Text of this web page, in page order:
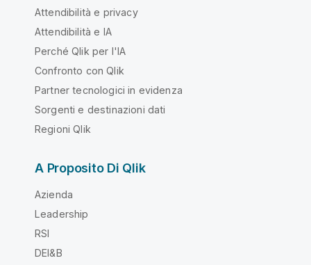
Attendibilità e privacy
Attendibilità e IA
Perché Qlik per l'IA
Confronto con Qlik
Partner tecnologici in evidenza
Sorgenti e destinazioni dati
Regioni Qlik
A Proposito Di Qlik
Azienda
Leadership
RSI
DEI&B